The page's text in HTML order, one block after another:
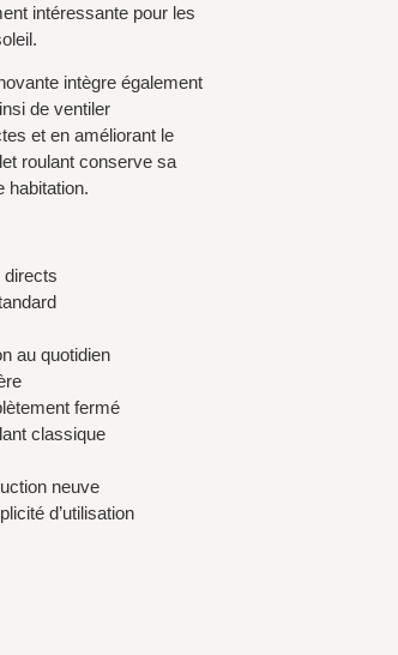
intéressante pour les
intègre également
de ventiler
et en améliorant le
roulant conserve sa
habitation.
directs
au quotidien
fermé
classique
neuve
d’utilisation